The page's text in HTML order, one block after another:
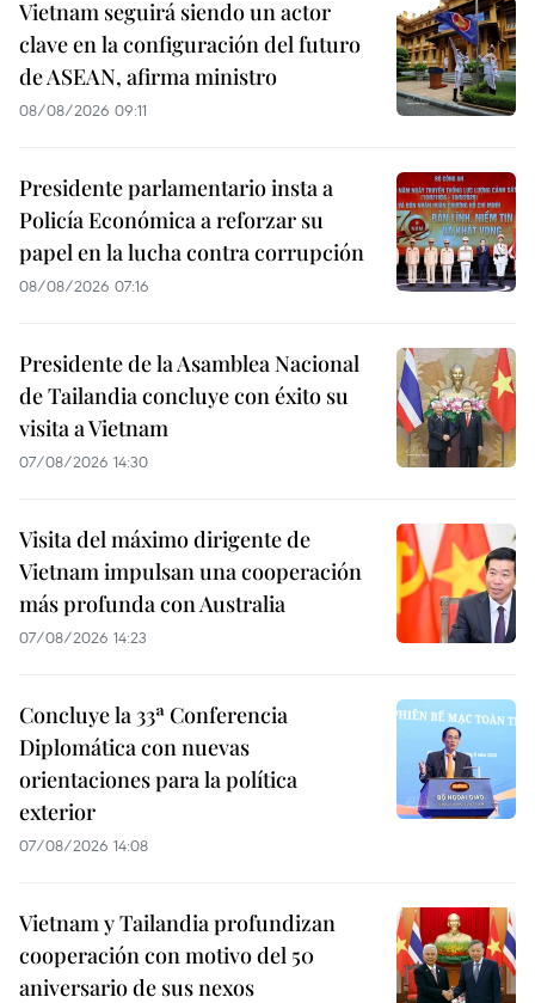
Vietnam seguirá siendo un actor
clave en la configuración del futuro
de ASEAN, afirma ministro
08/08/2026 09:11
Presidente parlamentario insta a
Policía Económica a reforzar su
papel en la lucha contra corrupción
08/08/2026 07:16
Presidente de la Asamblea Nacional
de Tailandia concluye con éxito su
visita a Vietnam
07/08/2026 14:30
Visita del máximo dirigente de
Vietnam impulsan una cooperación
más profunda con Australia
07/08/2026 14:23
Concluye la 33ª Conferencia
Diplomática con nuevas
orientaciones para la política
exterior
07/08/2026 14:08
Vietnam y Tailandia profundizan
cooperación con motivo del 50
aniversario de sus nexos